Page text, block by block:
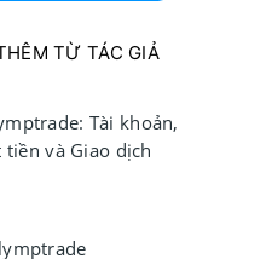
TỪ TÁC GIẢ
Tài khoản,
tiền và Giao dịch